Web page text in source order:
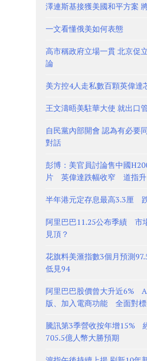
澤連斯基接獲美國和平方案
一文看懂俄美如何表態
高市稱政府立場一貫 北京促
論
美方控4人走私數百顆英偉達
王文濤晤美駐華大使 就出口
自民黨內部開會 認為有必要
對話
彭博：美官員討論售中國
片 英偉達跌幅收窄 道指升
半年港元定存息最高3.3厘
阿里巴巴11.25公布季績 市
見頂？
花旗料美滙指數3個月預測
低見94
阿里巴巴股價曾大升近6%
版、加入電商功能 全面對
騰訊第3季營收按年增15%
705.5億人幣大勝預期